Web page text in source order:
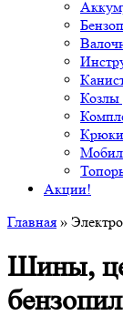
Козлы
Крюки
Акции!
Главная »
Шины,